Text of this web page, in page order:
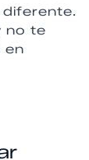
no te
en